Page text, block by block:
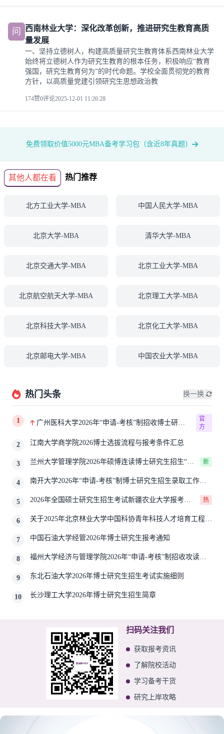
问
西南林业大学：深化改革创新，推进研究生教育高质
量发展
一、坚持立德树人，构建高质量研究生教育体系西南林业大学
始终将立德树人作为研究生教育的根本任务，积极响应“教育
强国，研究生教育何为”的时代命题。学校全面贯彻党的教育
方针，以高质量党建引领研究生思想政治教
174赞0评论2025-12-01 11:26:28
免费领取价值5000元MBA备考学习包（含近8年真题）
其他人都在看 热门推荐
北方工业大学-MBA 中国人民大学-MBA
北京大学-MBA 清华大学-MBA
北京交通大学-MBA 北京工业大学-MBA
北京航空航天大学-MBA 北京理工大学-MBA
北京科技大学-MBA 北京化工大学-MBA
北京邮电大学-MBA 中国农业大学-MBA
热门头条 换一换
1
广州医科大学2026年“申请-考核”制招收博士研究
官
方
2 江南大学商学院2026博士选拔流程与报考条件汇总
3
兰州大学管理学院2026年硕博连读博士研究生招生“申
新
4
南开大学2026年“申请-考核”制博士研究生招生录取工作实
5
2026年全国硕士研究生招生考试新疆农业大学报考点
热
6
关于2025年北京林业大学中国科协青年科技人才培育工程博
7
中国石油大学经管2026年博士研究生报考通知
8
福州大学经济与管理学院2026年“申请-考核”制招收攻读博
9
东北石油大学2026年博士研究生招生考试实施细则
10 长沙理工大学2026年博士研究生招生简章
扫码关注我们
获取报考资讯
了解院校活动
学习备考干货
研究上岸攻略